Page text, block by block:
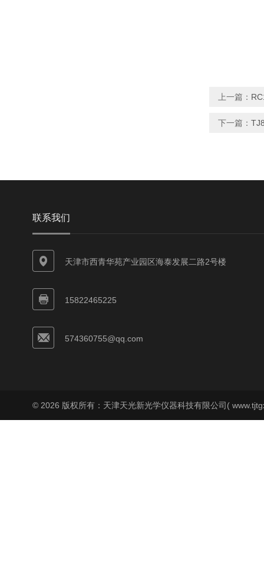
上一篇：
下一篇：
联系我们
天津市西青华苑产业园区海泰发展二路2号楼
15822465225
574360755@qq.com
© 2026 版权所有：天津天光新光学仪器科技有限公司(